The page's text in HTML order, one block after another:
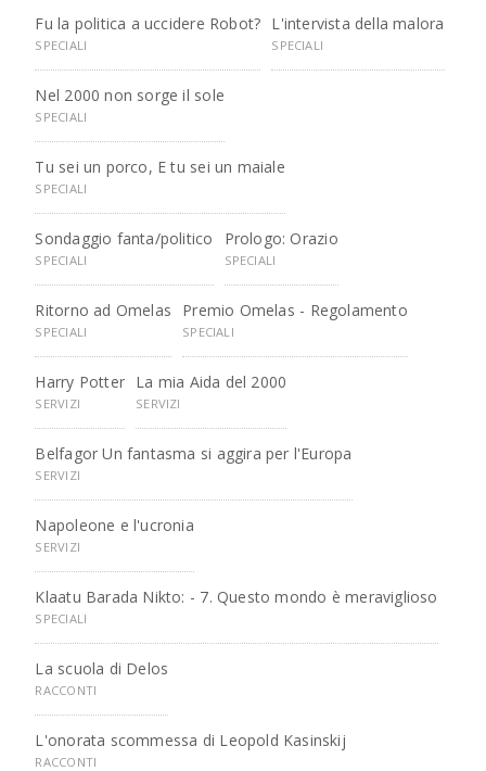
Fu la politica a uccidere Robot?
SPECIALI
L'intervista della malora
SPECIALI
Nel 2000 non sorge il sole
SPECIALI
Tu sei un porco, E tu sei un maiale
SPECIALI
Sondaggio fanta/politico
SPECIALI
Prologo: Orazio
SPECIALI
Ritorno ad Omelas
SPECIALI
Premio Omelas - Regolamento
SPECIALI
Harry Potter
SERVIZI
La mia Aida del 2000
SERVIZI
Belfagor Un fantasma si aggira per l'Europa
SERVIZI
Napoleone e l'ucronia
SERVIZI
Klaatu Barada Nikto: - 7. Questo mondo è meraviglioso
SPECIALI
La scuola di Delos
RACCONTI
L'onorata scommessa di Leopold Kasinskij
RACCONTI